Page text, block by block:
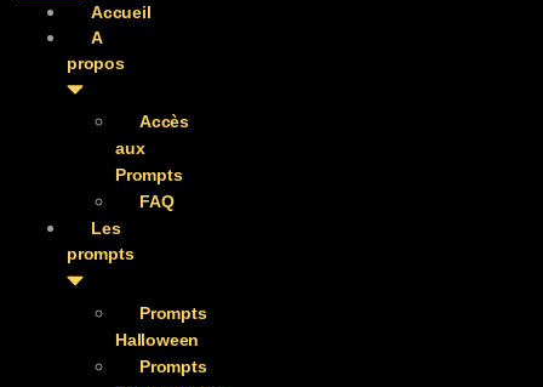
Accueil
A
propos
Accès
aux
Prompts
FAQ
Les
prompts
Prompts
Halloween
Prompts